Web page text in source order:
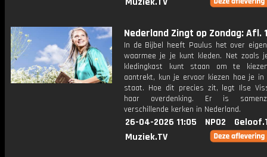
Nederland Zingt op Zondag: Afl.
In de Bijbel heeft Paulus het over
waarmee je je kunt kleden. Net zoals
kledingkast kunt staan om te
aantrekt, kun je ervoor kiezen hoe je in
staat. Hoe dit precies zit, legt Ilse
haar overdenking. Er is
verschillende kerken in Nederland.
26-04-2026 11:05 NPO2
Muziek.TV